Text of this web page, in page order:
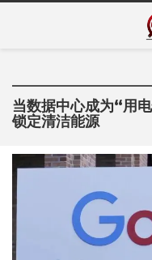
Asia
当数据中心成为“用
锁定清洁能源